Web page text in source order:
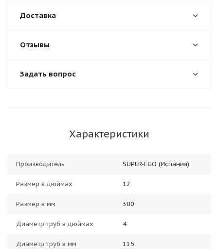
Доставка
Отзывы
Задать вопрос
Характеристики
Производитель SUPER-EGO (Испания)
Размер в дюймах 12
Размер в мм 300
Диаметр труб в дюймах 4
Диаметр труб в мм 115